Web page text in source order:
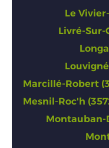
Le
Livré-Sur-
Marcillé-Robert
Mesnil-Roc'h
Montauban-